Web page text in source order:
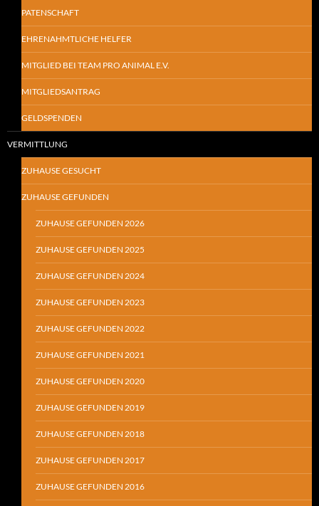
PATENSCHAFT
EHRENAHMTLICHE HELFER
MITGLIED BEI TEAM PRO ANIMAL E.V.
MITGLIEDSANTRAG
GELDSPENDEN
VERMITTLUNG
ZUHAUSE GESUCHT
ZUHAUSE GEFUNDEN
ZUHAUSE GEFUNDEN 2026
ZUHAUSE GEFUNDEN 2025
ZUHAUSE GEFUNDEN 2024
ZUHAUSE GEFUNDEN 2023
ZUHAUSE GEFUNDEN 2022
ZUHAUSE GEFUNDEN 2021
ZUHAUSE GEFUNDEN 2020
ZUHAUSE GEFUNDEN 2019
ZUHAUSE GEFUNDEN 2018
ZUHAUSE GEFUNDEN 2017
ZUHAUSE GEFUNDEN 2016